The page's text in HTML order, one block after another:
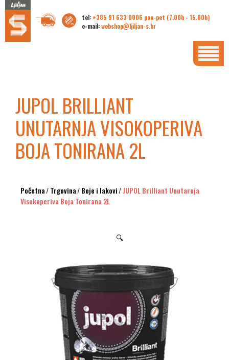
tel: +385 91 633 0006 pon-pet (7.00h - 15.00h)
e-mail:webshop@ljiljan-s.hr
JUPOL BRILLIANT
UNUTARNJA VISOKOPERIVA
BOJA TONIRANA 2L
Početna/Trgovina/Boje i lakovi/JUPOL Brilliant Unutarnja
Visokoperiva Boja Tonirana 2L
🔍